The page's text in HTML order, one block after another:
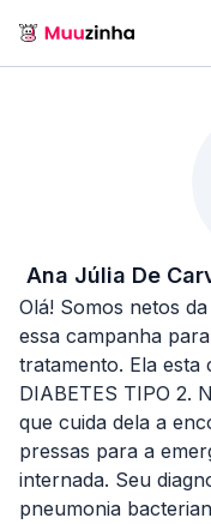
Ana Júlia De
Olá! Somos netos
essa campanha
tratamento. Ela esta
DIABETES TIPO 2.
que cuida dela a
pressas para a
internada. Seu
pneumonia